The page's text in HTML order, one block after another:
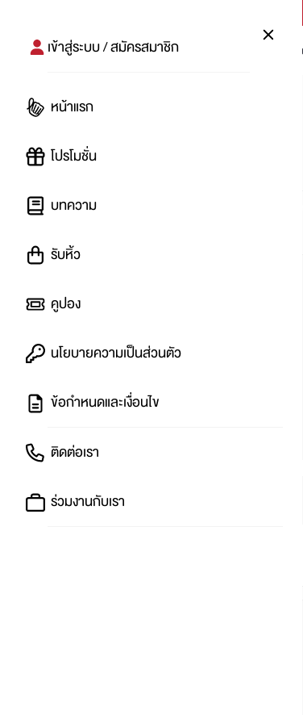
บท
เข้าสู่ระบบ / สมัครสมาชิก
หน้าแรก
โปรโมชั่น
บทความ
รับหิ้ว
คูปอง
นโยบายความเป็นส่วนตัว
ข้อกำหนดและเงื่อนไข
ติดต่อเรา
ร่วมงานกับเรา
#
ปันโปร PUNPRO ที่ 1 ด้านโปรโมชัน อัป